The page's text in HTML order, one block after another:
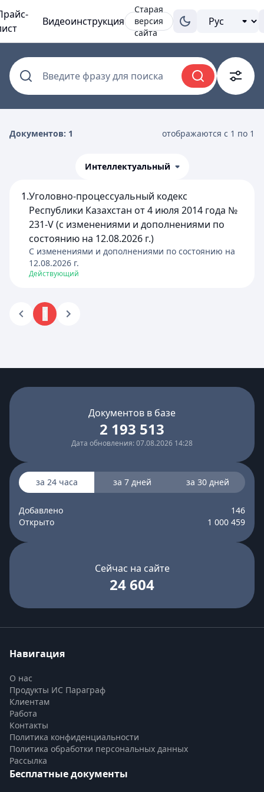
Видеоинструкция
Старая
версия
сайта
Введите фразу для поиска
Документов: 1 отображаются с 1 по 1
Интеллектуальный
1.Уголовно-процессуальный кодекс
Республики Казахстан от 4 июля 2014 года №
231-V (с изменениями и дополнениями по
состоянию на 12.08.2026 г.)
C изменениями и дополнениями по состоянию на
12.08.2026 г.
Действующий
Документов в базе
2 193 513
Дата обновления: 07.08.2026 14:28
за 24 часа за 7 дней за 30 дней
Добавлено
146
Открыто
1 000 459
Сейчас на сайте
24 604
Навигация
О нас
Продукты ИС Параграф
Клиентам
Работа
Контакты
Политика конфиденциальности
Политика обработки персональных данных
Рассылка
Бесплатные документы